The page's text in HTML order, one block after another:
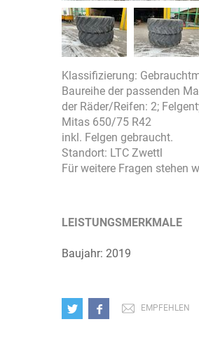
Klassifizierung:
Baureihe der passenden
der Räder/Reifen: 2;
Mitas 650/75 R42
inkl. Felgen gebraucht.
Standort: LTC Zwettl
Für weitere Fragen stehen
LEISTUNGSMERKMALE
Baujahr: 2019
EMPFEHLEN